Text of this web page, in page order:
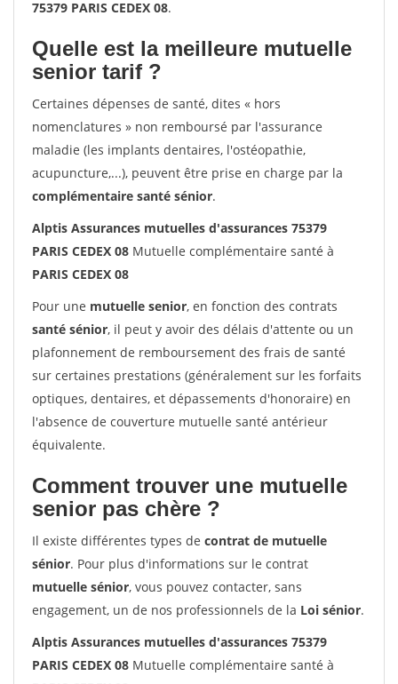
75379 PARIS CEDEX 08.
Quelle est la meilleure mutuelle
senior tarif ?
Certaines dépenses de santé, dites « hors
nomenclatures » non remboursé par l'assurance
maladie (les implants dentaires, l'ostéopathie,
acupuncture,...), peuvent être prise en charge par la
complémentaire santé sénior.
Alptis Assurances mutuelles d'assurances 75379
PARIS CEDEX 08 Mutuelle complémentaire santé à
PARIS CEDEX 08
Pour une mutuelle senior, en fonction des contrats
santé sénior, il peut y avoir des délais d'attente ou un
plafonnement de remboursement des frais de santé
sur certaines prestations (généralement sur les forfaits
optiques, dentaires, et dépassements d'honoraire) en
l'absence de couverture mutuelle santé antérieur
équivalente.
Comment trouver une mutuelle
senior pas chère ?
Il existe différentes types de contrat de mutuelle
sénior. Pour plus d'informations sur le contrat
mutuelle sénior, vous pouvez contacter, sans
engagement, un de nos professionnels de la Loi sénior.
Alptis Assurances mutuelles d'assurances 75379
PARIS CEDEX 08 Mutuelle complémentaire santé à